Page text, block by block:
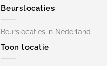
Beurslocaties
Beurslocaties in Nederland
Toon locatie